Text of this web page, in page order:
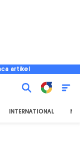
artikel
INTERNATIONAL